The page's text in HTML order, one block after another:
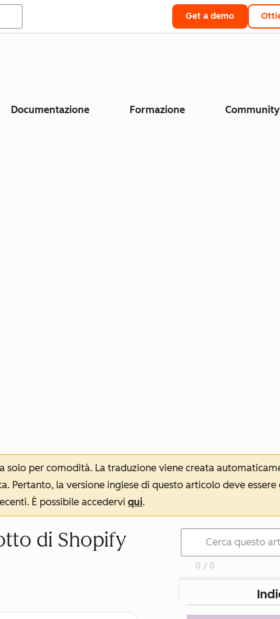
Get a demo
Documentazione Formazione Community
per comodità. La traduzione viene creata
Pertanto, la versione inglese di questo articolo deve essere
È possibile accedervi qui.
di Shopify
0 / 0